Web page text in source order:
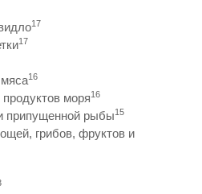
17
17
16
моря16
припущенной рыбы15
грибов, фруктов и